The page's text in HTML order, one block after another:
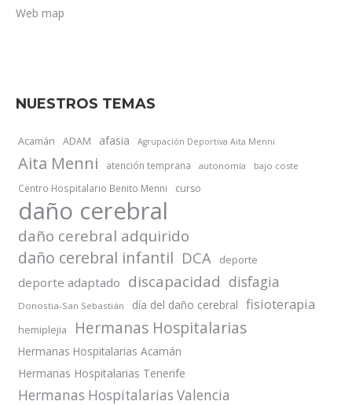
Web map
NUESTROS TEMAS
Acamán ADAM afasia Agrupación Deportiva Aita Menni
Aita Menni atención temprana autonomía bajo coste
Centro Hospitalario Benito Menni curso
daño cerebral
daño cerebral adquirido
daño cerebral infantil DCA deporte
deporte adaptado discapacidad disfagia
Donostia-San Sebastián día del daño cerebral fisioterapia
hemiplejia Hermanas Hospitalarias
Hermanas Hospitalarias Acamán
Hermanas Hospitalarias Tenerife
Hermanas Hospitalarias Valencia